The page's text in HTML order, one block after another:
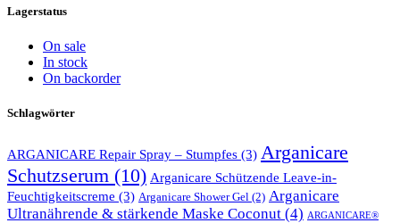
Lagerstatus
On sale
In stock
On backorder
Schlagwörter
ARGANICARE Repair Spray – Stumpfes (3) Arganicare
Schutzserum (10) Arganicare Schützende Leave-in-
Feuchtigkeitscreme (3) Arganicare Shower Gel (2) Arganicare
Ultranährende & stärkende Maske Coconut (4) ARGANICARE®